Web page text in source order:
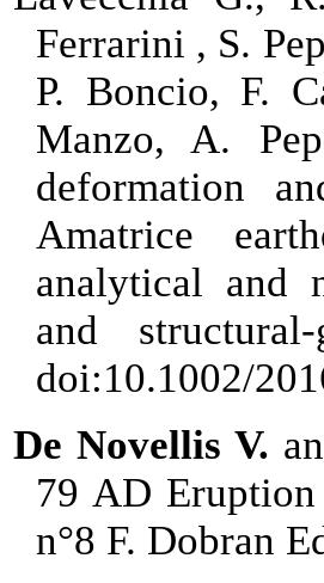
Ferrarini , S.
P. Boncio, F.
Manzo, A.
deformation
Amatrice
analytical and
and
doi:10.1002/
De Novellis V.
79 AD
n°8 F. Dobran